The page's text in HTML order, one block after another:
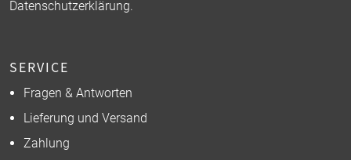
Datenschutzerklärung.
SERVICE
Fragen & Antworten
Lieferung und Versand
Zahlung